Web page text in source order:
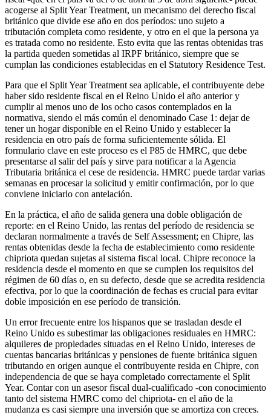
acogerse al Split Year Treatment, un mecanismo del derecho fiscal
británico que divide ese año en dos períodos: uno sujeto a
tributación completa como residente, y otro en el que la persona ya
es tratada como no residente. Esto evita que las rentas obtenidas tras
la partida queden sometidas al IRPF británico, siempre que se
cumplan las condiciones establecidas en el Statutory Residence Test.
Para que el Split Year Treatment sea aplicable, el contribuyente debe
haber sido residente fiscal en el Reino Unido el año anterior y
cumplir al menos uno de los ocho casos contemplados en la
normativa, siendo el más común el denominado Case 1: dejar de
tener un hogar disponible en el Reino Unido y establecer la
residencia en otro país de forma suficientemente sólida. El
formulario clave en este proceso es el P85 de HMRC, que debe
presentarse al salir del país y sirve para notificar a la Agencia
Tributaria británica el cese de residencia. HMRC puede tardar varias
semanas en procesar la solicitud y emitir confirmación, por lo que
conviene iniciarlo con antelación.
En la práctica, el año de salida genera una doble obligación de
reporte: en el Reino Unido, las rentas del período de residencia se
declaran normalmente a través de Self Assessment; en Chipre, las
rentas obtenidas desde la fecha de establecimiento como residente
chipriota quedan sujetas al sistema fiscal local. Chipre reconoce la
residencia desde el momento en que se cumplen los requisitos del
régimen de 60 días o, en su defecto, desde que se acredita residencia
efectiva, por lo que la coordinación de fechas es crucial para evitar
doble imposición en ese período de transición.
Un error frecuente entre los hispanos que se trasladan desde el
Reino Unido es subestimar las obligaciones residuales en HMRC:
alquileres de propiedades situadas en el Reino Unido, intereses de
cuentas bancarias británicas y pensiones de fuente británica siguen
tributando en origen aunque el contribuyente resida en Chipre, con
independencia de que se haya completado correctamente el Split
Year. Contar con un asesor fiscal dual-cualificado -con conocimiento
tanto del sistema HMRC como del chipriota- en el año de la
mudanza es casi siempre una inversión que se amortiza con creces.